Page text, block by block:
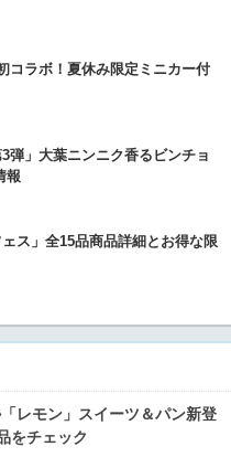
コラボ！夏休み限定ミニカー付
弾」大葉ニンニク香るビンチョ
報
ス」全15品商品詳細とお得な限
レモン」スイーツ＆パン新登
をチェック